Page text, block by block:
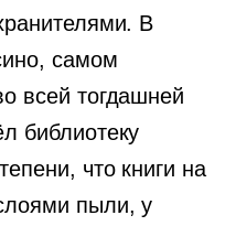
В
самом
всей тогдашней
библиотеку
что книги на
пыли, у